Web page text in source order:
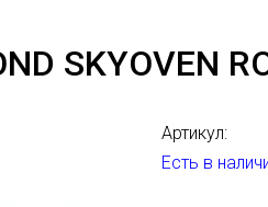
SKYOVEN
Артикул:
Есть в